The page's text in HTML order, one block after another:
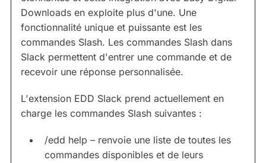
Downloads en exploite plus d'une. Une
fonctionnalité unique et puissante est les
commandes Slash. Les commandes Slash dans
Slack permettent d'entrer une commande et de
recevoir une réponse personnalisée.
L'extension EDD Slack prend actuellement en
charge les commandes Slash suivantes :
/edd help – renvoie une liste de toutes les
commandes disponibles et de leurs